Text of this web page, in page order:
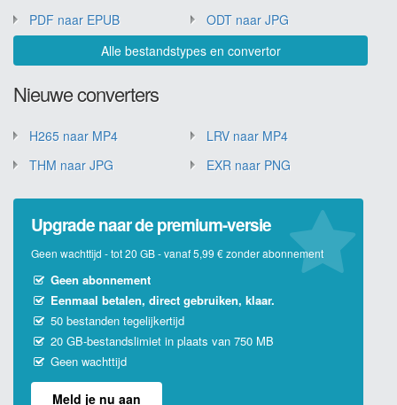
PDF naar EPUB
ODT naar JPG
Alle bestandstypes en convertor
Nieuwe converters
H265 naar MP4
LRV naar MP4
THM naar JPG
EXR naar PNG
Upgrade naar de premium-versie
Geen wachttijd - tot 20 GB - vanaf 5,99 € zonder abonnement
Geen abonnement
Eenmaal betalen, direct gebruiken, klaar.
50 bestanden tegelijkertijd
20 GB-bestandslimiet in plaats van 750 MB
Geen wachttijd
Meld je nu aan